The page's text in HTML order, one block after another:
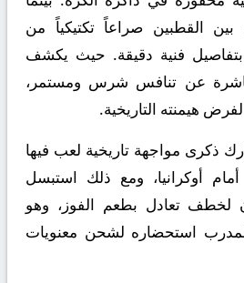
القطبين صراعاً تكتيكياً من
بتفاصيل فنية دقيقة. حيث يكشف
عن تنافس شرس ومستمر،
هيمنته التاريخية.
ذكرى مواجهة تاريخية لعب فيها
أوكرانيا، ومع ذلك استبسل
لخطف تعادل بطعم الفوز، وهو
استحضاره لشحن معنويات